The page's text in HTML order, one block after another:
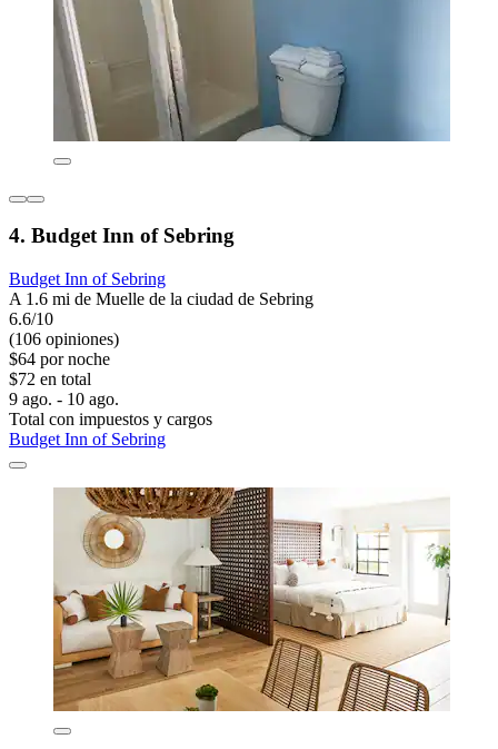
4. Budget Inn of Sebring
Budget Inn of Sebring
A 1.6 mi de Muelle de la ciudad de Sebring
6.6/10
(106 opiniones)
$64 por noche
$72 en total
9 ago. - 10 ago.
Total con impuestos y cargos
Budget Inn of Sebring